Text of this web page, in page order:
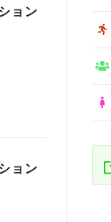
ョン
ョン